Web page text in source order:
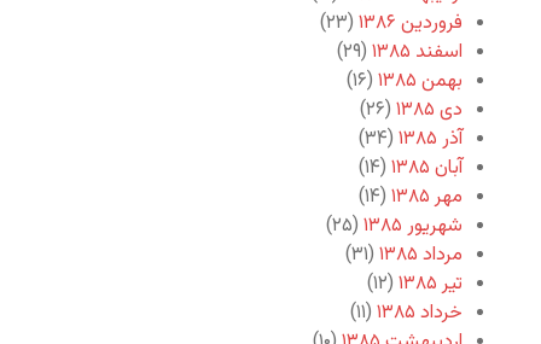
فروردین ۱۳۸۶
(۲۳)
اسفند ۱۳۸۵
(۲۹)
بهمن ۱۳۸۵
(۱۶)
دی ۱۳۸۵
(۲۶)
آذر ۱۳۸۵
(۳۴)
آبان ۱۳۸۵
(۱۴)
مهر ۱۳۸۵
(۱۴)
شهریور ۱۳۸۵
(۲۵)
مرداد ۱۳۸۵
(۳۱)
تیر ۱۳۸۵
(۱۲)
خرداد ۱۳۸۵
(۱۱)